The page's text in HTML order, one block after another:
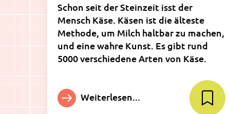
Schon seit der Steinzeit isst der
Mensch Käse. Käsen ist die älteste
Methode, um Milch haltbar zu machen,
und eine wahre Kunst. Es gibt rund
5000 verschiedene Arten von Käse.
Weiterlesen...